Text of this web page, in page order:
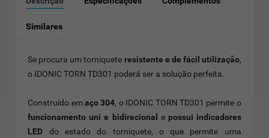
Similares
Se procura um torniquete resistente e de fácil utilização,
o IDONIC TORN TD301 poderá ser a solução perfeita.
Construído emaço 304, o IDONIC TORN TD301 permite o
funcionamento uni e bidirecional
e possui indicadores
LED do estado do torniquete, o que permite uma